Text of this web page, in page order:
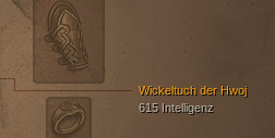
Wickeltuch der Hwoj
615 Intelligenz